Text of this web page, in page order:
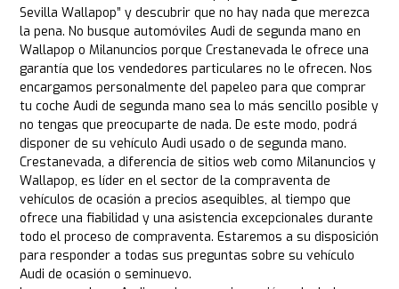
Sevilla Wallapop” y descubrir que no hay nada que merezca
la pena. No busque automóviles Audi de segunda mano en
Wallapop o Milanuncios porque Crestanevada le ofrece una
garantía que los vendedores particulares no le ofrecen. Nos
encargamos personalmente del papeleo para que comprar
tu coche Audi de segunda mano sea lo más sencillo posible y
no tengas que preocuparte de nada. De este modo, podrá
disponer de su vehículo Audi usado o de segunda mano.
Crestanevada, a diferencia de sitios web como Milanuncios y
Wallapop, es líder en el sector de la compraventa de
vehículos de ocasión a precios asequibles, al tiempo que
ofrece una fiabilidad y una asistencia excepcionales durante
todo el proceso de compraventa. Estaremos a su disposición
para responder a todas sus preguntas sobre su vehículo
Audi de ocasión o seminuevo.